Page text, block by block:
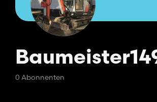
0 Abonnenten